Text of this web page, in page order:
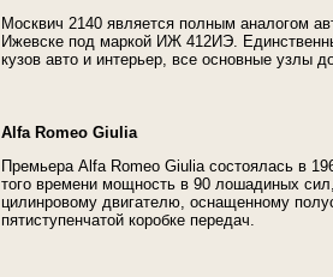
Москвич 2140 является полным аналогом
Ижевске под маркой ИЖ 412ИЭ.
кузов авто и интерьер, все основные узлы
Alfa Romeo Giulia
Премьера Alfa Romeo Giulia состоялась в
того времени мощность в 90 лошадиных
цилинровому двигателю, оснащенному
пятиступенчатой коробке передач.